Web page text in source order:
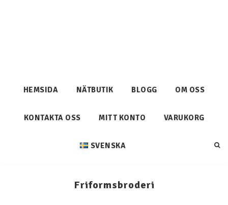
HEMSIDA NÄTBUTIK BLOGG OM OSS
KONTAKTA OSS MITT KONTO VARUKORG
SVENSKA
Friformsbroderi